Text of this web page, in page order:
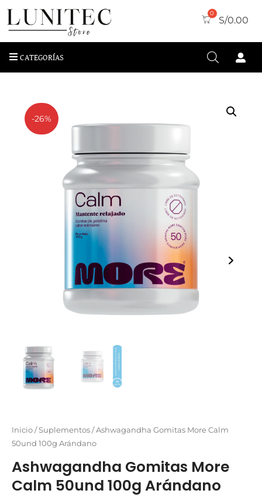
S/0.00
CATEGORÍAS
-26%
Inicio /Suplementos / Ashwagandha Gomitas More Calm
50und 100g Arándano
Ashwagandha Gomitas More
Calm 50und 100g Arándano